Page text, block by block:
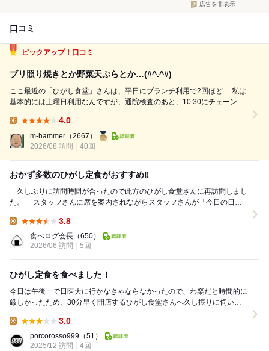
広告を非表示
口コミ
ピックアップ！口コミ
ブリ照り焼きとか野菜天ぷらとか…(#^.^#)
ここ最近の「ひがし食堂」さんは、平日にブランチ利用で2回ほど… 私は
基本的には土曜日利用なんですが、通院検査のあと、10:30にチェーン店
きで腹ペコなので、魚中心のこちらの定食が一番です。 ①ひがし定食+納
豆 R8.7....
4.0
m-hammer （2667）
2026/08 訪問
40回
おかず多数のひがし定食がおすすめ‼︎
久しぶりに訪問時間が合ったので此方のひがし食堂さんに再訪問しまし
た。 スタッフさんに席を案内されながらスタッフさんが「今日の日替
3.8
食べログ会長 （650）
2026/06 訪問
5回
ひがし定食を食べました！
今日は午後一で日医大に行かなきゃならなかったので、わ楽だと時間的に
厳しかったため、30分早く開店するひがし食堂さんへ久し振りに伺いま
3.0
porcorosso999 （51）
2025/12 訪問
4回